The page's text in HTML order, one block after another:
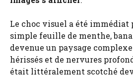
Le choc visuel a été immédiat
simple feuille de menthe,
devenue un paysage
hérissés et de nervures
était littéralement scotché